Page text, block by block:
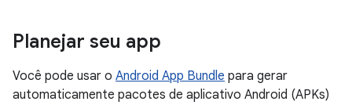
Planejar seu app
Você pode usar o Android App Bundle para gerar
automaticamente pacotes de aplicativo Android (APKs)